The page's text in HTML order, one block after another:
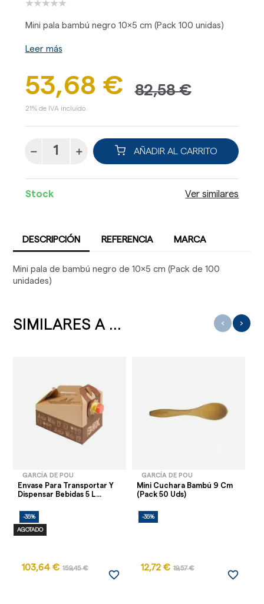
Mini pala bambú negro 10x5 cm (Pack 100 unidas)
Leer más
53,68 € 82,58 €
21% de IVA incluido.
AÑADIR AL CARRITO
Stock Ver similares
DESCRIPCIÓN REFERENCIA MARCA
Mini pala de bambú negro de 10x5 cm (Pack de 100
unidades)
SIMILARES A ...
GARCÍA DE POU
Envase Para Transportar Y
Dispensar Bebidas 5 L...
-35%
AGOTADO
103,64 € 159,45 €
favorite_border
GARCÍA DE POU
Mini Cuchara Bambú 9 Cm
(Pack 50 Uds)
-35%
12,72 € 19,57 €
favorite_border
‹ ›